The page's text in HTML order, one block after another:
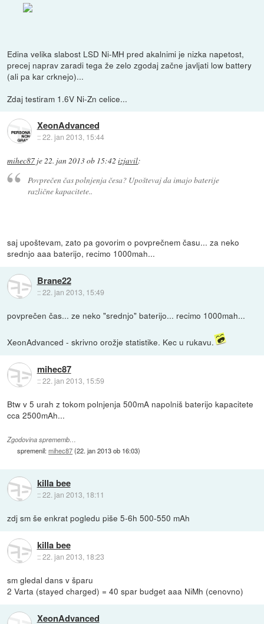
Edina velika slabost LSD Ni-MH pred akalnimi je nizka napetost,
precej naprav zaradi tega že zelo zgodaj začne javljati low battery
(ali pa kar crknejo)...
Zdaj testiram 1.6V Ni-Zn celice...
XeonAdvanced
::22. jan 2013, 15:44
mihec87 je22. jan 2013 ob 15:42 izjavil:
Povprečen čas polnjenja česa? Upoštevaj da imajo baterije
različne kapacitete..
saj upoštevam, zato pa govorim o povprečnem času... za neko
srednjo aaa baterijo, recimo 1000mah...
Brane22
::22. jan 2013, 15:49
povprečen čas... ze neko "srednjo" baterijo... recimo 1000mah...
XeonAdvanced - skrivno orožje statistike. Kec u rukavu.
mihec87
::22. jan 2013, 15:59
Btw v 5 urah z tokom polnjenja 500mA napolniš baterijo kapacitete
cca 2500mAh...
Zgodovina sprememb…
spremenil:mihec87(22. jan 2013 ob 16:03)
killa bee
::22. jan 2013, 18:11
zdj sm še enkrat pogledu piše 5-6h 500-550 mAh
killa bee
::22. jan 2013, 18:23
sm gledal dans v šparu
2 Varta (stayed charged) = 40 spar budget aaa NiMh (cenovno)
XeonAdvanced